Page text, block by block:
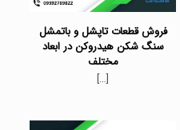
فروش قطعات تاپشل و باتمشل
سنگ شکن هیدروکن در ابعاد
مختلف
[…]